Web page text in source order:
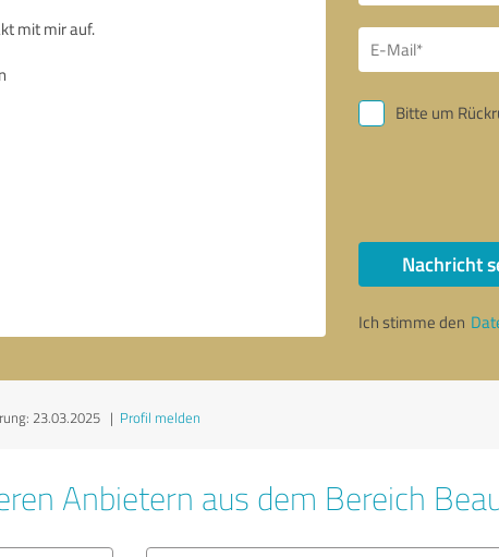
Bitte um
Nachricht
Ich stimme den
23.03.2025 | Profil melden
Anbietern aus dem Bereich